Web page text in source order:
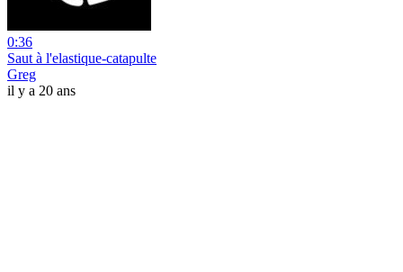
0:36
Saut à l'elastique-catapulte
Greg
il y a 20 ans